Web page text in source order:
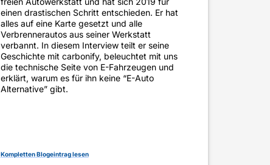
einen drastischen Schritt entschieden. Er hat
alles auf eine Karte gesetzt und alle
Verbrennerautos aus seiner Werkstatt
verbannt. In diesem Interview teilt er seine
Geschichte mit carbonify, beleuchtet mit uns
die technische Seite von E-Fahrzeugen und
erklärt, warum es für ihn keine “E-Auto
Alternative” gibt.
Kompletten Blogeintrag lesen